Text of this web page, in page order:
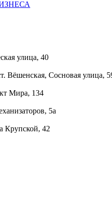
улица, 40
Вёшенская, Сосновая улица,
Мира, 134
5а
Крупской, 42